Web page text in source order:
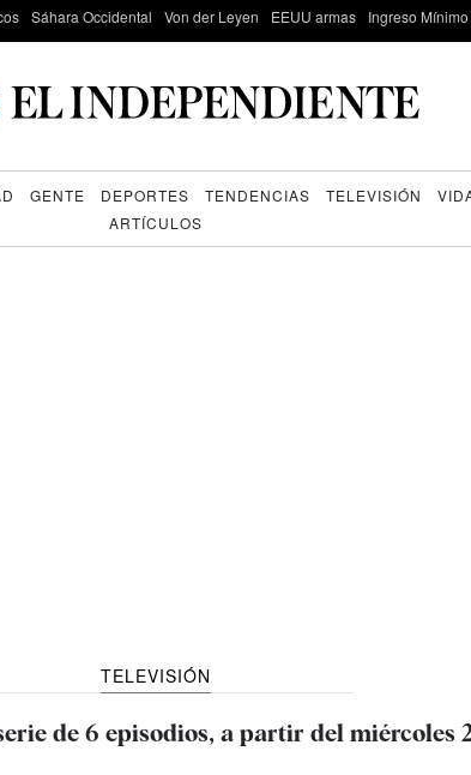
Sáhara Occidental Von der Leyen EEUU armas Ingreso
GENTE DEPORTES TENDENCIAS TELEVISIÓN
ARTÍCULOS
TELEVISIÓN
de 6 episodios, a partir del miércoles